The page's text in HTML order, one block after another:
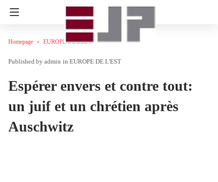
Homepage EUROPE DE L'EST
admin in EUROPE DE L'EST
Espérer envers et contre tout:
un juif et un chrétien après
Auschwitz